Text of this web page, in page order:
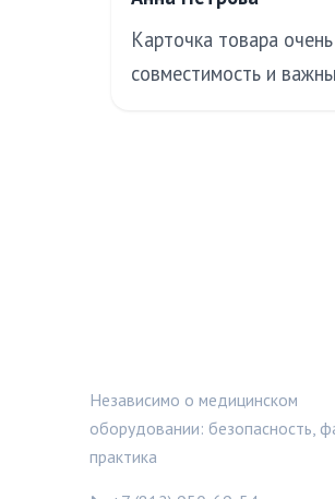
Карточка товара
совместимость и
Независимо о медицинском
оборудовании: безопасность,
практика